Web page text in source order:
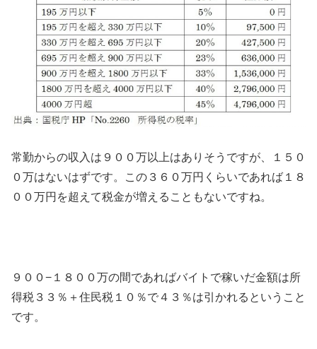
常勤からの収入は９００万以上はありそうですが、１５０
０万はないはずです。この３６０万円くらいであれば１８
００万円を超えて税金が増えることもないですね。
９００−１８００万の間であればバイトで稼いだ金額は所
得税３３％＋住民税１０％で４３％は引かれるということ
です。